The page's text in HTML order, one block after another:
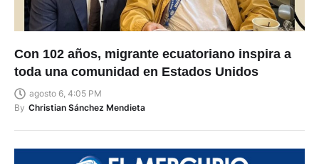
Con 102 años, migrante ecuatoriano inspira a
toda una comunidad en Estados Unidos
agosto 6, 4:05 PM
By Christian Sánchez Mendieta